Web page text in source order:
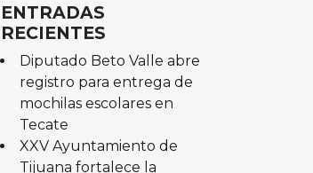
ENTRADAS
RECIENTES
Diputado Beto Valle abre
registro para entrega de
mochilas escolares en
Tecate
XXV Ayuntamiento de
Tijuana fortalece la